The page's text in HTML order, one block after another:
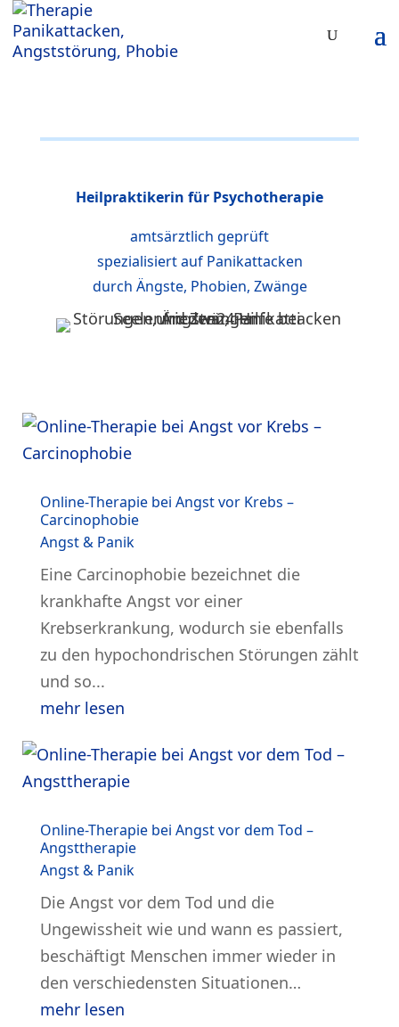
Heilpraktikerin für Psychotherapie
amtsärztlich geprüft
spezialisiert auf Panikattacken
durch Ängste, Phobien, Zwänge
Online-Therapie bei Angst vor Krebs –
Carcinophobie
Angst & Panik
Eine Carcinophobie bezeichnet die
krankhafte Angst vor einer
Krebserkrankung, wodurch sie ebenfalls
zu den hypochondrischen Störungen zählt
und so...
mehr lesen
Online-Therapie bei Angst vor dem Tod –
Angsttherapie
Angst & Panik
Die Angst vor dem Tod und die
Ungewissheit wie und wann es passiert,
beschäftigt Menschen immer wieder in
den verschiedensten Situationen…
mehr lesen